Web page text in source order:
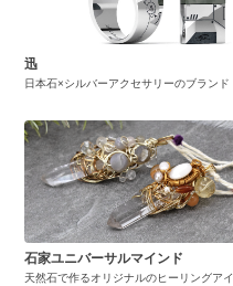
迅
日本石×シルバーアクセサリーのブランド
石家ユニバーサルマインド
天然石で作るオリジナルのヒーリングアイ